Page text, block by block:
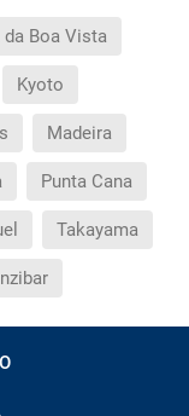
do
não aparece?
criança igual
dos
da Boa Vista
Kyoto
Madeira
Punta Cana
Takayama